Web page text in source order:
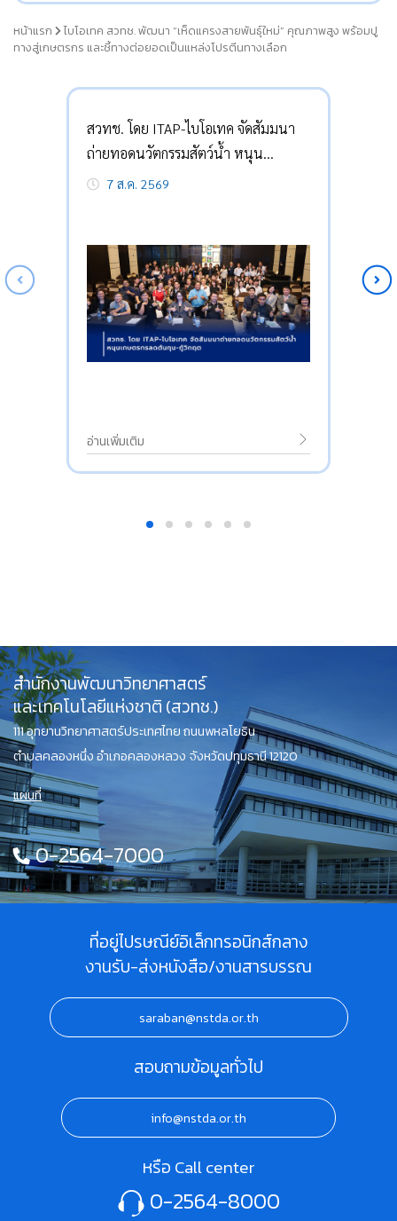
หน้าแรก
ไบโอเทค สวทช. พัฒนา “เห็ดแครงสายพันธุ์ใหม่” คุณภาพสูง พร้อมปู
ทางสู่เกษตรกร และชี้ทางต่อยอดเป็นแหล่งโปรตีนทางเลือก
สวทช. โดย ITAP-ไบโอเทค จัดสัมมนา
ถ่ายทอดนวัตกรรมสัตว์น้ำ หนุน
เกษตรกรลดต้นทุน-กู้วิกฤต
7 ส.ค. 2569
อ่านเพิ่มเติม
สำนักงานพัฒนาวิทยาศาสตร์
และเทคโนโลยีแห่งชาติ (สวทช.)
111 อุทยานวิทยาศาสตร์ประเทศไทย ถนนพหลโยธิน
ตำบลคลองหนึ่ง อำเภอคลองหลวง จังหวัดปทุมธานี 12120
แผนที่
0-2564-7000
ที่อยู่ไปรษณีย์อิเล็กทรอนิกส์กลาง
งานรับ-ส่งหนังสือ/งานสารบรรณ
saraban@nstda.or.th
สอบถามข้อมูลทั่วไป
info@nstda.or.th
หรือ Call center
0-2564-8000